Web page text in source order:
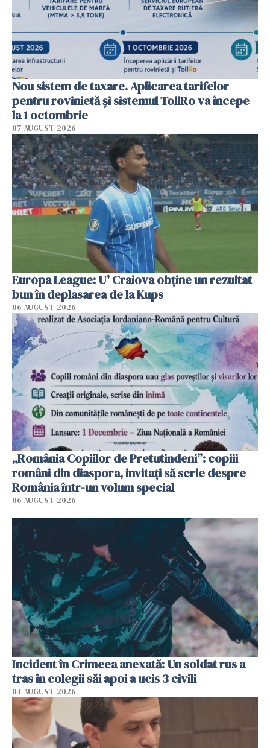
Nou sistem de taxare. Aplicarea tarifelor
pentru rovinietă şi sistemul TollRo va începe
la 1 octombrie
07 AUGUST 2026
Europa League: U' Craiova obține un rezultat
bun în deplasarea de la Kups
06 AUGUST 2026
„România Copiilor de Pretutindeni”: copiii
români din diaspora, invitați să scrie despre
România într-un volum special
06 AUGUST 2026
Incident în Crimeea anexată: Un soldat rus a
tras în colegii săi apoi a ucis 3 civili
04 AUGUST 2026